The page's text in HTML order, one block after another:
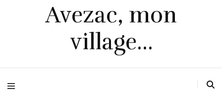
Avezac, mon
village…